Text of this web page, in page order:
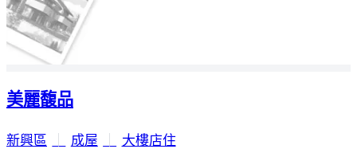
美麗馥品
新興區 成屋 大樓店住